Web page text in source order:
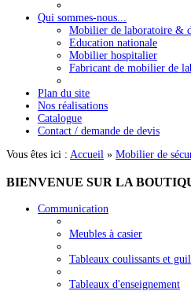
Qui sommes-nous...
Mobilier de laboratoire &
Education nationale
Mobilier hospitalier
Fabricant de mobilier de
Plan du site
Nos réalisations
Catalogue
Contact / demande de devis
Vous êtes ici : Accueil » Mobilier de
BIENVENUE SUR LA
Communication
Meubles à casier
Tableaux coulissants et
Tableaux d'enseignement